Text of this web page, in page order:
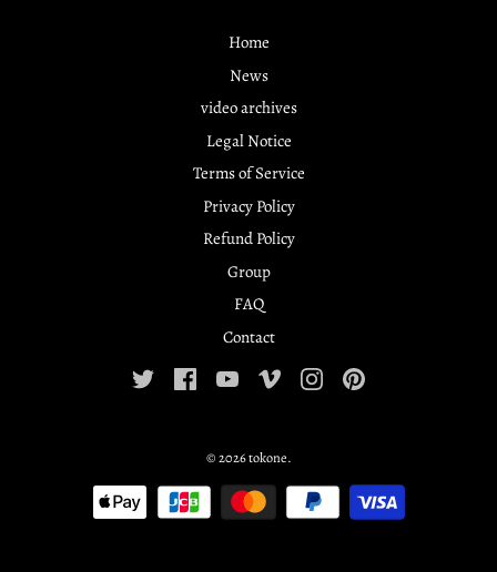
Home
News
video archives
Legal Notice
Terms of Service
Privacy Policy
Refund Policy
Group
FAQ
Contact
© 2026tokone.